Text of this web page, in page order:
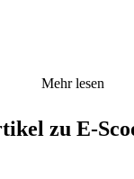
Mehr lesen
zu E-